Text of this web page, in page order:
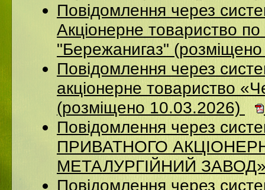
Повідомлення через
Акціонерне товариство по
"Бережанигаз"
Повідомлення через
акціонерне товариство
(розміщено 10.03.2026)
Повідомлення через
ПРИВАТНОГО
МЕТАЛУРГІЙНИЙ ЗАВОД»
Повідомлення через